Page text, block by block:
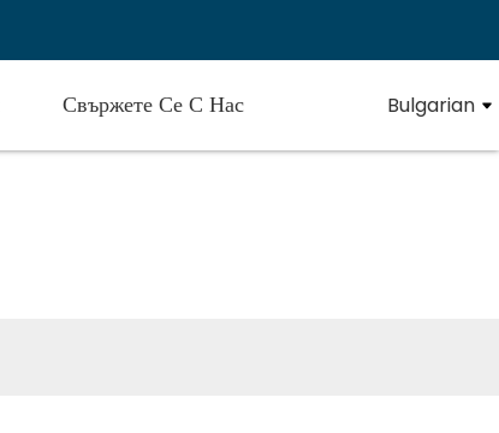
Свържете Се С Нас Bulgarian